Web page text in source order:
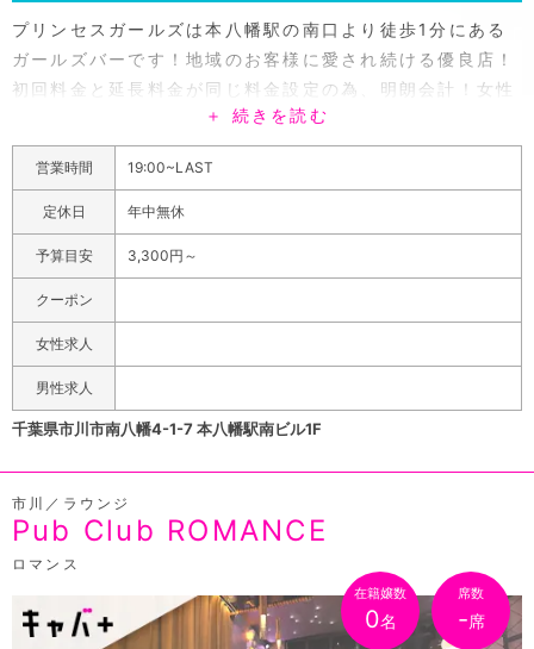
プリンセスガールズは本八幡駅の南口より徒歩1分にある
ガールズバーです！地域のお客様に愛され続ける優良店！
初回料金と延長料金が同じ料金設定の為、明朗会計！女性
のお客様も多くご来店されます♪それぐらい男女問わず楽
しませられるお店なんです☆スタッフの年齢は20代前半
が中心★皆元気で明るい子ばかり♪とにかくワイワイ騒ぎ
たい方はプリンセスガールズに集合~！週末の込み合う時
間帯は満席必死の人気店！金土にお越しのお客様は電話で
確認か早めの時間帯にご来店をオススメしております！カ
ラオケはもちろん、ダーツも完備のお店なので好きに遊び
倒しちゃってくださいね♪お客様のご来店、心よりお待ち
しております！！
＋ 続きを読む
営業時間 19:00~LAST
定休日 年中無休
予算目安 3,300円～
クーポン
女性求人
男性求人
千葉県市川市南八幡4-1-7 本八幡駅南ビル1F
市川／ラウンジ
Pub Club ROMANCE
ロマンス
在籍嬢数
0名
席数
-席